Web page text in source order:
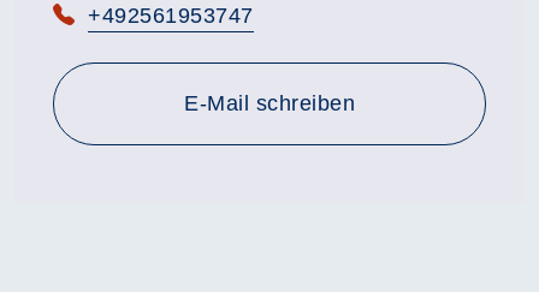
Telefon:
+492561953747
E-Mail schreiben